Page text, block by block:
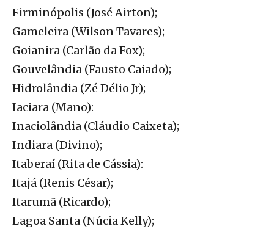
Firminópolis (José Airton);
Gameleira (Wilson Tavares);
Goianira (Carlão da Fox);
Gouvelândia (Fausto Caiado);
Hidrolândia (Zé Délio Jr);
Iaciara (Mano):
Inaciolândia (Cláudio Caixeta);
Indiara (Divino);
Itaberaí (Rita de Cássia):
Itajá (Renis César);
Itarumã (Ricardo);
Lagoa Santa (Núcia Kelly);